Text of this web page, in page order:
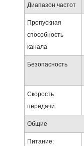
Диапазон частот
Пропускная
способность
канала
Безопасность
Скорость
передачи
Общие
Питание: